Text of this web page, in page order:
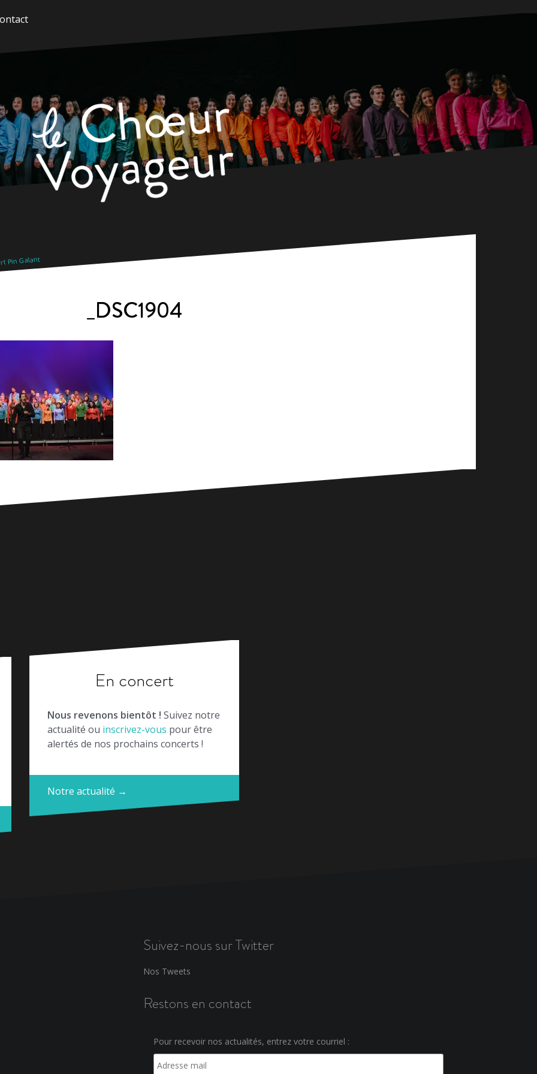
Pin Galant
_DSC1904
En concert
Nous revenons bientôt ! Suivez notre
actualité ou inscrivez-vous pour être
alertés de nos prochains concerts !
Notre actualité →
Suivez-nous sur Twitter
Nos Tweets
Restons en contact
Pour recevoir nos actualités, entrez votre courriel :